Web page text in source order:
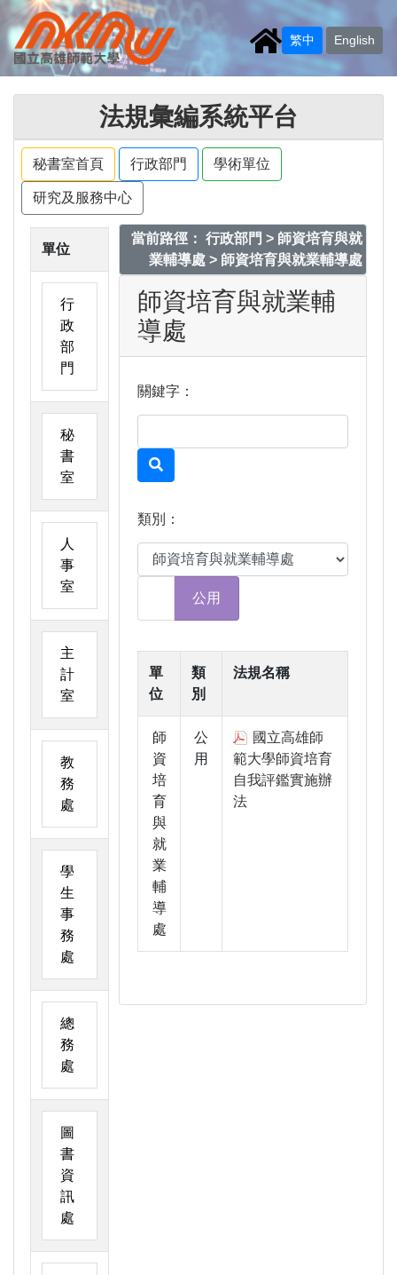
繁中 English
法規彙編系統平台
秘書室首頁 行政部門 學術單位
研究及服務中心
單位
行
政
部
門
秘
書
室
人
事
室
主
計
室
教
務
處
學
生
事
務
處
總
務
處
圖
書
資
訊
處
當前路徑： 行政部門 > 師資培育與就
業輔導處 > 師資培育與就業輔導處
師資培育與就業輔
導處
關鍵字：
類別：
公用
單
位
類
別
法規名稱
師
資
培
育
與
就
業
輔
導
處
公
用
國立高雄師
範大學師資培育
自我評鑑實施辦
法